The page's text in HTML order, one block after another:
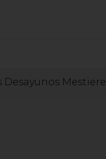
Desayunos Mestiere